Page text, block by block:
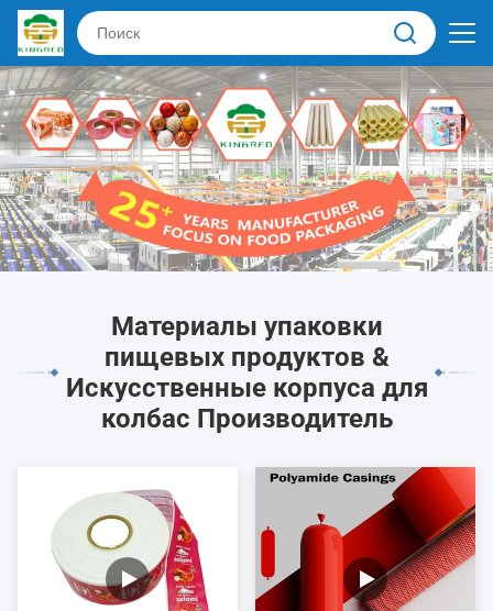
Материалы упаковки
пищевых продуктов &
Искусственные корпуса для
колбас Производитель